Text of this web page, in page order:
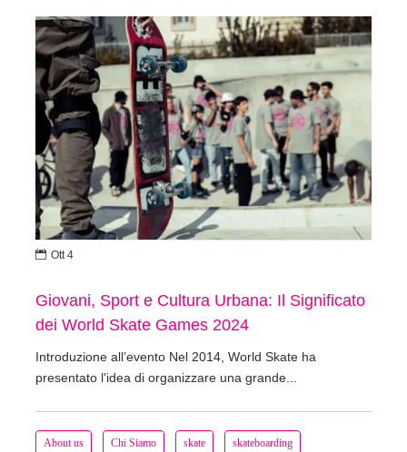
About us Chi Siamo skate skateboarding
Giovani, Sport e Cultura Urbana: Il Significato
dei World Skate Games 2024
Introduzione all’evento Nel 2014, World Skate ha
presentato l'idea di organizzare una grande...
 Ott 4